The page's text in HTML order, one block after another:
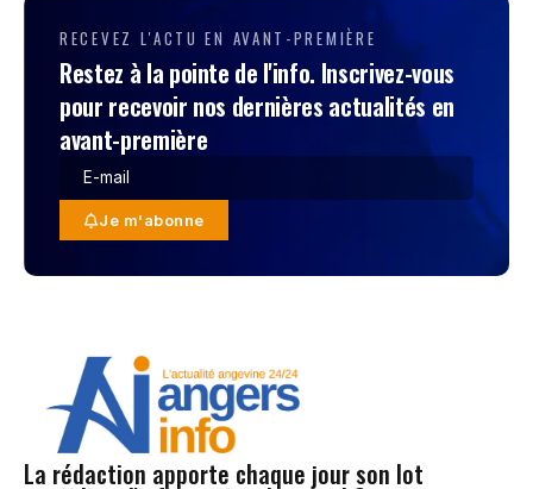
RECEVEZ L'ACTU EN AVANT-PREMIÈRE
Restez à la pointe de l'info. Inscrivez-vous
pour recevoir nos dernières actualités en
avant-première
Je m'abonne
La rédaction apporte chaque jour son lot